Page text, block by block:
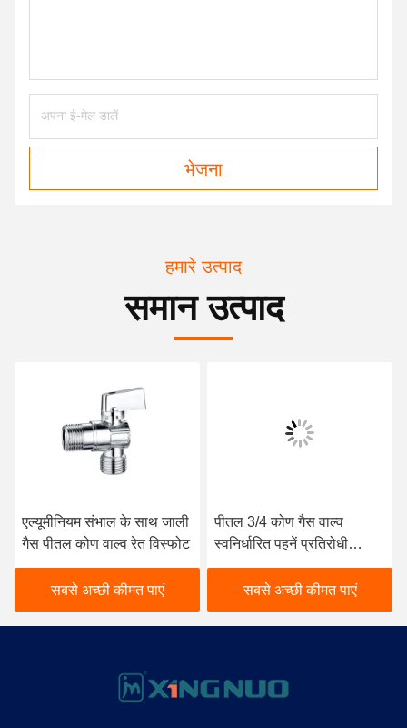
भेजना
हमारे उत्पाद
समान उत्पाद
एल्यूमीनियम संभाल के साथ जाली
गैस पीतल कोण वाल्व रेत विस्फोट
सबसे अच्छी कीमत पाएं
पीतल 3/4 कोण गैस वाल्व
स्वनिर्धारित पहनें प्रतिरोधी
BV1005-MF
सबसे अच्छी कीमत पाएं